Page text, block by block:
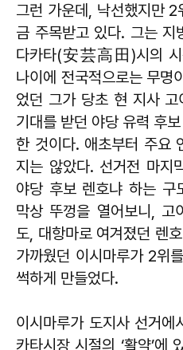
그런 가운데, 낙선했지만 2
금 주목받고 있다. 그는 지
다카타(安芸高田)시의
나이에 전국적으로는 무명
었던 그가 당초 현 지사
기대를 받던 야당 유력 후
한 것이다. 애초부터 주요
지는 않았다. 선거전 마지
야당 후보 렌호냐 하는 구
막상 뚜껑을 열어보니, 고
도, 대항마로 여겨졌던 렌
가까웠던 이시마루가 2위
썩하게 만들었다.
이시마루가 도지사 선거
카타시장 시절의 ‘활약’에